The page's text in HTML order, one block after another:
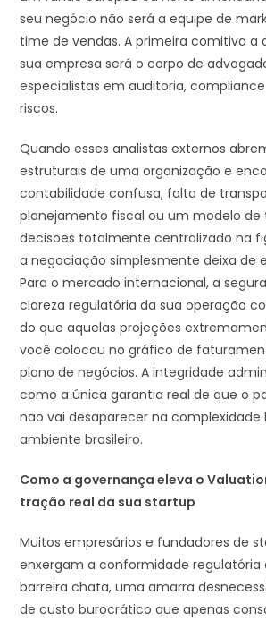
seu negócio não será a equipe de
time de vendas. A primeira comitiva a
sua empresa será o corpo de
especialistas em auditoria,
riscos.
Quando esses analistas externos
estruturais de uma organização e
contabilidade confusa, falta de
planejamento fiscal ou um modelo de
decisões totalmente centralizado na
a negociação simplesmente deixa de
Para o mercado internacional, a
clareza regulatória da sua operação
do que aquelas projeções
você colocou no gráfico de
plano de negócios. A integridade
como a única garantia real de que o
não vai desaparecer na
ambiente brasileiro.
Como a governança eleva o
tração real da sua startup
Muitos empresários e fundadores de
enxergam a conformidade
barreira chata, uma amarra
de custo burocrático que apenas